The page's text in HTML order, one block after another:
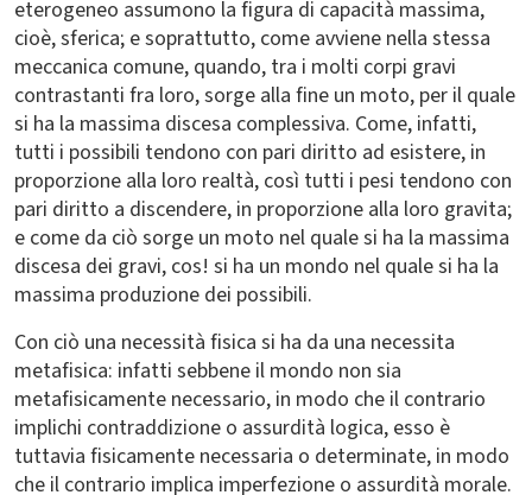
eterogeneo assumono la figura di capacità massima,
cioè, sferica; e soprattutto, come avviene nella stessa
meccanica comune, quando, tra i molti corpi gravi
contrastanti fra loro, sorge alla fine un moto, per il quale
si ha la massima discesa complessiva. Come, infatti,
tutti i possibili tendono con pari diritto ad esistere, in
proporzione alla loro realtà, così tutti i pesi tendono con
pari diritto a discendere, in proporzione alla loro gravita;
e come da ciò sorge un moto nel quale si ha la massima
discesa dei gravi, cos! si ha un mondo nel quale si ha la
massima produzione dei possibili.
Con ciò una necessità fisica si ha da una necessita
metafisica: infatti sebbene il mondo non sia
metafisicamente necessario, in modo che il contrario
implichi contraddizione o assurdità logica, esso è
tuttavia fisicamente necessaria o determinate, in modo
che il contrario implica imperfezione o assurdità morale.